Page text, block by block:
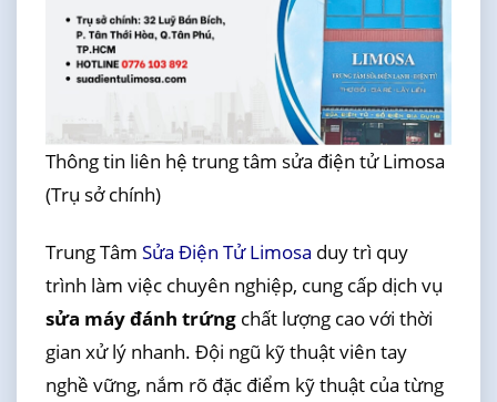
Thông tin liên hệ trung tâm sửa điện tử Limosa
(Trụ sở chính)
Trung Tâm Sửa Điện Tử Limosa duy trì quy
trình làm việc chuyên nghiệp, cung cấp dịch vụ
sửa máy đánh trứngchất lượng cao với thời
gian xử lý nhanh. Đội ngũ kỹ thuật viên tay
nghề vững, nắm rõ đặc điểm kỹ thuật của từng